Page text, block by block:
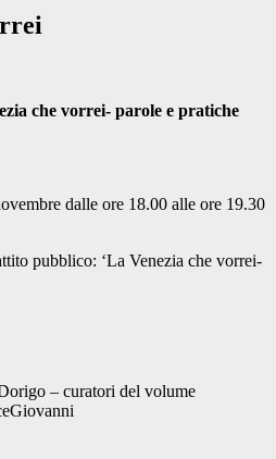
che vorrei- parole e pratiche
dalle ore 18.00 alle ore 19.30
pubblico: ‘La Venezia che vorrei-
– curatori del volume